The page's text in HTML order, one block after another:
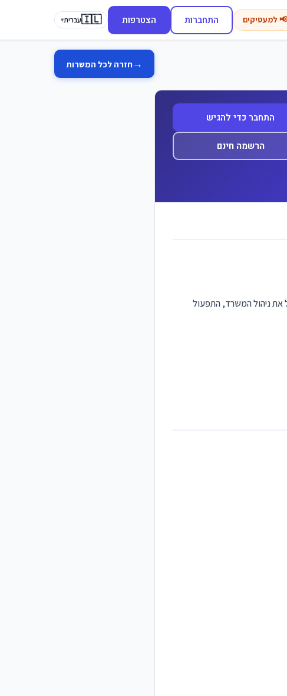
📢 למעסיקים התחברות הצטרפות 🇮🇱עברית▾
→חזרה לכל המשרות
התחבר כדי להגיש
הרשמה חינם
את ניהול המשרד, התפעול